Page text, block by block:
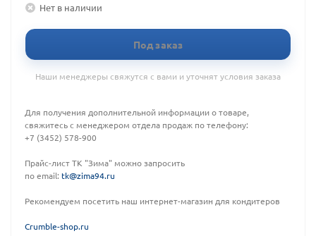
Нет в наличии
Под заказ
Наши менеджеры свяжутся с вами и уточнят условия заказа
Для получения дополнительной информации о товаре,
свяжитесь с менеджером отдела продаж по телефону:
+7 (3452) 578-900
Прайс-лист ТК "Зима" можно запросить
по email: tk@zima94.ru
Рекомендуем посетить наш интернет-магазин для кондитеров
Crumble-shop.ru